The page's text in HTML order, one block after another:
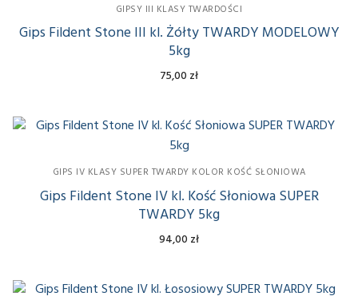
GIPSY III KLASY TWARDOŚCI
Gips Fildent Stone III kl. Żółty TWARDY MODELOWY
5kg
75,00 zł
GIPS IV KLASY SUPER TWARDY KOLOR KOŚĆ SŁONIOWA
Gips Fildent Stone IV kl. Kość Słoniowa SUPER
TWARDY 5kg
94,00 zł